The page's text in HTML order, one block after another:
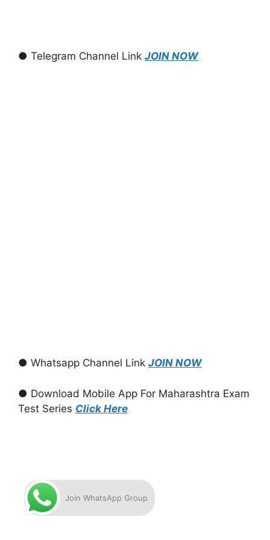
● Telegram Channel Link JOIN NOW
● Whatsapp Channel Link JOIN NOW
● Download Mobile App For Maharashtra Exam
Test Series Click Here
Join WhatsApp Group